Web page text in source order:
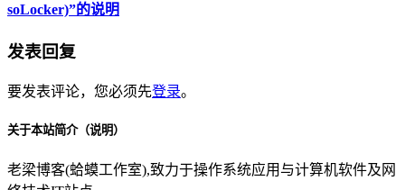
soLocker)”的说明
发表回复
要发表评论，您必须先登录。
关于本站简介（说明）
老梁博客(蛤蟆工作室),致力于操作系统应用与计算机软件及网